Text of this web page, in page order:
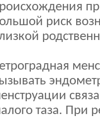
риск
таза. При